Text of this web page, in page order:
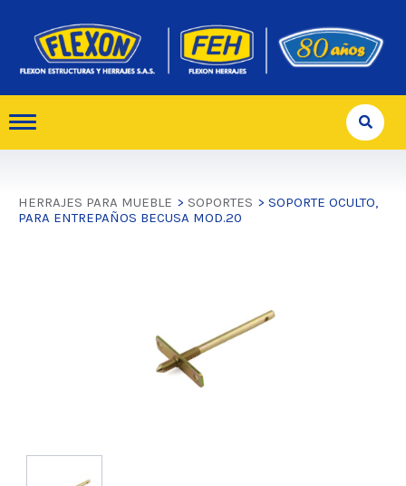
HERRAJES PARA MUEBLE > SOPORTES > SOPORTE OCULTO,
PARA ENTREPAÑOS BECUSA MOD.20